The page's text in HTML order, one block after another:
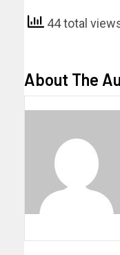
44 total
About The